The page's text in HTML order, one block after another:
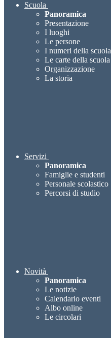
Scuola
Panoramica
Presentazione
I luoghi
Le persone
I numeri della scuola
Le carte della scuola
Organizzazione
La storia
Servizi
Panoramica
Famiglie e studenti
Personale scolastico
Percorsi di studio
Novità
Panoramica
Le notizie
Calendario eventi
Albo online
Le circolari